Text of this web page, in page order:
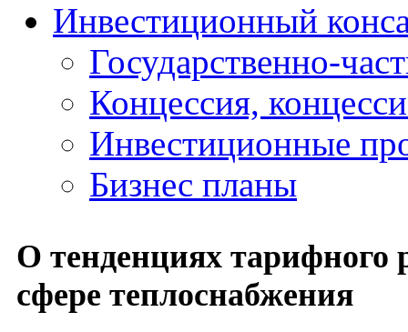
Инвестиционный
Государственно-
Концессия,
Инвестиционные
Бизнес планы
О тенденциях тарифного
сфере теплоснабжения